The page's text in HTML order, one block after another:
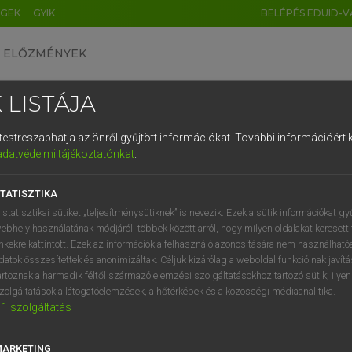
GYIK BELÉPÉS EDUID-
ELŐZMÉNYEK
egyetemes nagyszótár
VAN ELŐFIZETÉSED?
megtekintéséhez.
LISTÁJA
az önről gyűjtött információkat. További információért
tájékoztatónkat.
statisztikai sütiket „teljesítménysütiknek” is nevezik. Ezek a sütik információkat
használatának módjáról, többek között arról, hogy milyen oldalakat keresett
kattintott. Ezek az információk a felhasználó azonosítására nem
összesítettek és anonimizáltak. Céljuk kizárólag a weboldal funkcióinak
a harmadik féltől származó elemzési szolgáltatásokhoz tartozó sütik;
a látogatóelemzések, a hőtérképek és a közösségi médiaanalitika.
1 szolgáltatás
DE CN FR ES IT NL
1 2 3 4 5 6 7 8 9
q w e r t z u i
a s d f g h j k l é
í y x c v b n m , .